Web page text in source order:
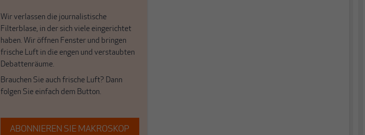
Wir verlassen die journalistische
Filterblase, in der sich viele eingerichtet
haben. Wir öffnen Fenster und bringen
frische Luft in die engen und verstaubten
Debattenräume.
Brauchen Sie auch frische Luft? Dann
folgen Sie einfach dem Button.
ABONNIEREN SIE MAKROSKOP